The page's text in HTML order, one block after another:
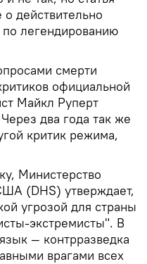
действительно
легендированию
смерти
официальной
Майкл Руперт
два года так же
критик режима,
Министерство
(DHS) утверждает,
угрозой для страны
экстремисты". В
— контрразведка
врагами всех